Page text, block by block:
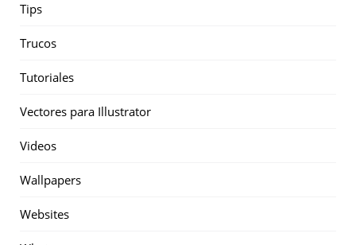
Tips
Trucos
Tutoriales
Vectores para Illustrator
Videos
Wallpapers
Websites